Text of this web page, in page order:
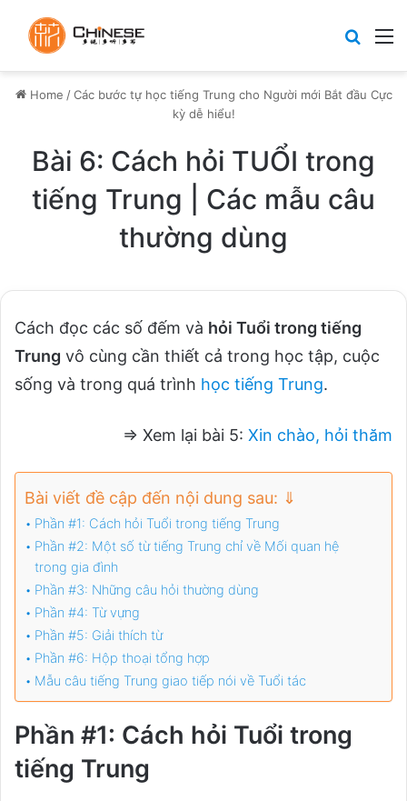
Home / Các bước tự học tiếng Trung cho Người mới Bắt đầu Cực
kỳ dễ hiểu!
Bài 6: Cách hỏi TUỔI trong
tiếng Trung | Các mẫu câu
thường dùng
Cách đọc các số đếm và hỏi Tuổi trong tiếng
Trung vô cùng cần thiết cả trong học tập, cuộc
sống và trong quá trình học tiếng Trung.
⇒ Xem lại bài 5: Xin chào, hỏi thăm
Bài viết đề cập đến nội dung sau: ⇓
Phần #1: Cách hỏi Tuổi trong tiếng Trung
Phần #2: Một số từ tiếng Trung chỉ về Mối quan hệ
trong gia đình
Phần #3: Những câu hỏi thường dùng
Phần #4: Từ vựng
Phần #5: Giải thích từ
Phần #6: Hộp thoại tổng hợp
Mẫu câu tiếng Trung giao tiếp nói về Tuổi tác
Phần #1: Cách hỏi Tuổi trong
tiếng Trung